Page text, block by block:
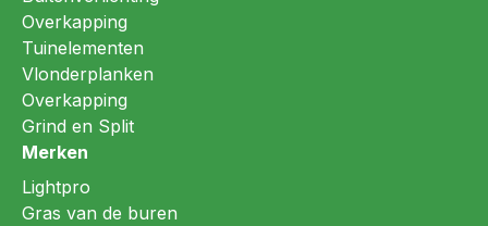
Overkapping
Tuinelementen
Vlonderplanken
Overkapping
Grind en Split
Merken
Lightpro
Gras van de buren